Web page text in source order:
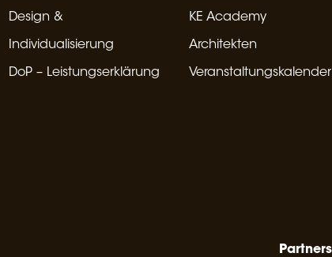
Design &
Individualisierung
DoP – Leistungserklärung
KE Academy
Architekten
Veranstaltungskalender